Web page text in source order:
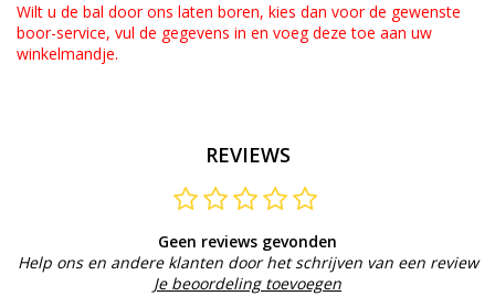
Wilt u de bal door ons laten boren, kies dan voor de gewenste
boor-service, vul de gegevens in en voeg deze toe aan uw
winkelmandje.
REVIEWS
Geen reviews gevonden
Help ons en andere klanten door het schrijven van een review
Je beoordeling toevoegen